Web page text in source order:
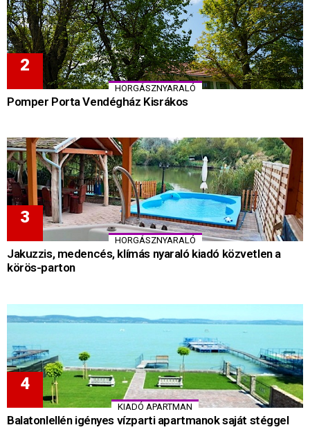
HORGÁSZNYARALÓ
Pomper Porta Vendégház Kisrákos
HORGÁSZNYARALÓ
Jakuzzis, medencés, klímás nyaraló kiadó közvetlen a
körös-parton
KIADÓ APARTMAN
Balatonlellén igényes vízparti apartmanok saját stéggel